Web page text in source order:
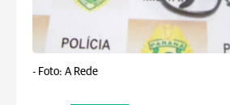
- Foto: A Rede